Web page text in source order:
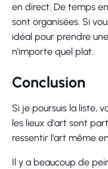
en direct. De temps
sont organisées. Si
idéal pour prendre
n'importe quel plat.
Conclusion
Si je poursuis la liste,
les lieux d'art sont
ressentir l'art même
Il y a beaucoup de